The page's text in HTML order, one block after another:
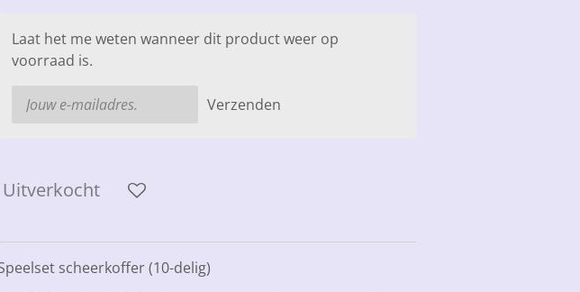
Laat het me weten wanneer dit product weer op
voorraad is.
Verzenden
Uitverkocht
scheerkoffer (10-delig)